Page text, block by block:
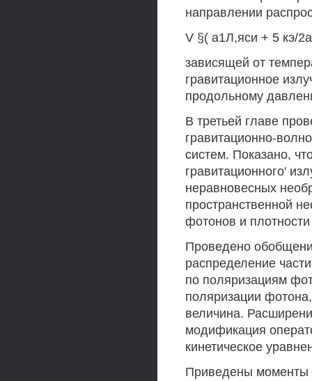
направлении
V §( а1Л,яси + 5 кэ/
зависящей от
гравитационное
продольному
В третьей главе
гравитационно-
систем. Показано,
гравитационного'
неравновесных
пространственной
фотонов и
Проведено
распределение
по поляризациям
поляризации
величина.
модификация
кинетическое
Приведены моменты